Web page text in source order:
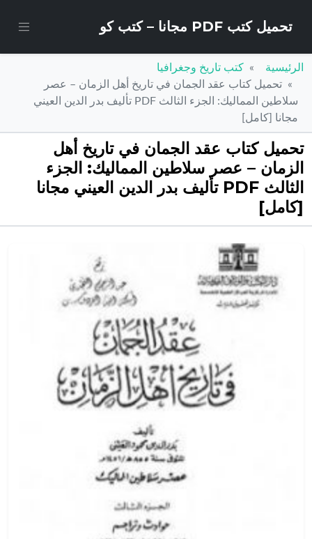
تحميل كتب PDF مجانا – كتب كو
الرئيسية
كتب تاريخ وجغرافيا
تحميل كتاب عقد الجمان في تاريخ أهل الزمان – عصر
سلاطين المماليك: الجزء الثالث PDF تأليف بدر الدين العيني
مجانا [كامل]
تحميل كتاب عقد الجمان في تاريخ أهل
الزمان – عصر سلاطين المماليك: الجزء
الثالث PDF تأليف بدر الدين العيني مجانا
[كامل]